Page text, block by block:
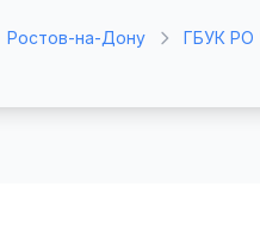
Ростов-на-Дону ГБУК РО